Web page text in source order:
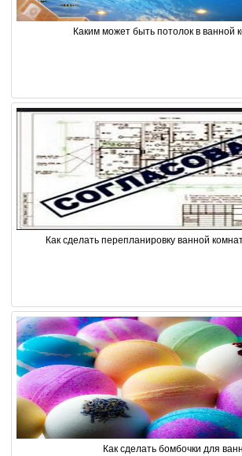
Каким может быть потолок в ванной
Как сделать перепланировку ванной
Как сделать бомбочки для